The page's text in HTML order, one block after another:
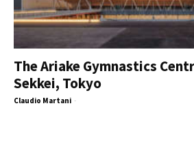
The Ariake Gymnastics
Sekkei, Tokyo
Claudio Martani -